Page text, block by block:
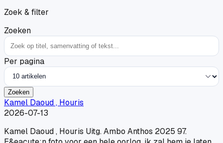
Zoek & filter
Zoeken
Per pagina
Zoeken
Kamel Daoud , Houris
2026-07-13
Kamel Daoud , Houris Uitg. Ambo Anthos 2025 97.